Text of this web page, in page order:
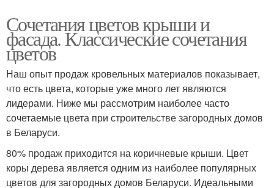
Сочетания цветов крыши и
фасада. Классические сочетания
цветов
Наш опыт продаж кровельных материалов показывает,
что есть цвета, которые уже много лет являются
лидерами. Ниже мы рассмотрим наиболее часто
сочетаемые цвета при строительстве загородных домов
в Беларуси.
80% продаж приходится на коричневые крыши. Цвет
коры дерева является одним из наиболее популярных
цветов для загородных домов Беларуси. Идеальными